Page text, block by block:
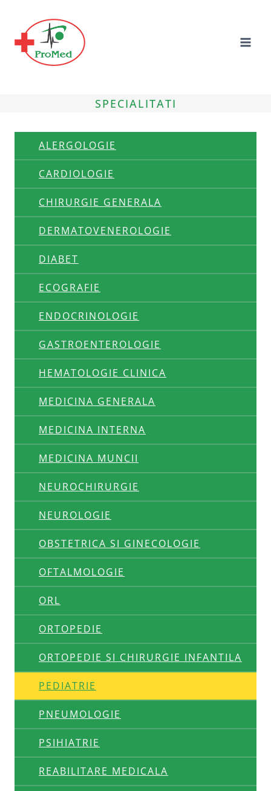
content
SPECIALITATI
ALERGOLOGIE
CARDIOLOGIE
CHIRURGIE GENERALA
DERMATOVENEROLOGIE
DIABET
ECOGRAFIE
ENDOCRINOLOGIE
GASTROENTEROLOGIE
HEMATOLOGIE CLINICA
MEDICINA GENERALA
MEDICINA INTERNA
MEDICINA MUNCII
NEUROCHIRURGIE
NEUROLOGIE
OBSTETRICA SI GINECOLOGIE
OFTALMOLOGIE
ORL
ORTOPEDIE
ORTOPEDIE SI CHIRURGIE INFANTILA
PEDIATRIE
PNEUMOLOGIE
PSIHIATRIE
REABILITARE MEDICALA